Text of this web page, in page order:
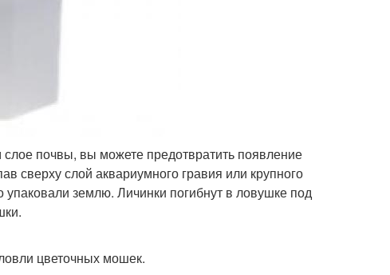
почвы, вы можете предотвратить появление
сверху слой аквариумного гравия или крупного
землю. Личинки погибнут в ловушке под
цветочных мошек.